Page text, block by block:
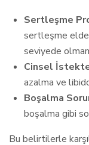
Sertleşme
sertleşme
seviyede
Cinsel
azalma ve
Boşalma
boşalma gibi
Bu belirtilerle